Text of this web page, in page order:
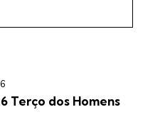
Terço dos Homens